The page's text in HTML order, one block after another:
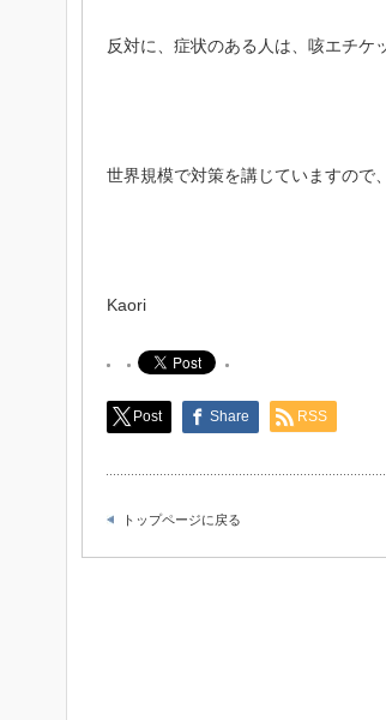
反対に、症状のある人は、咳エチケ
世界規模で対策を講じていますので
Kaori
Post Share RSS
トップページに戻る